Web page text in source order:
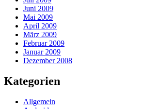
Juni 2009
Mai 2009
April 2009
März 2009
Februar 2009
Januar 2009
Dezember 2008
Kategorien
Allgemein